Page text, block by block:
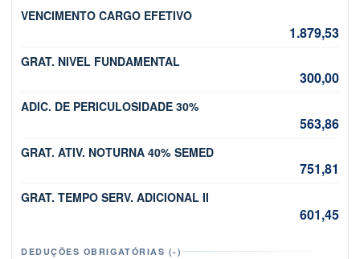
VENCIMENTO CARGO EFETIVO
1.879,53
GRAT. NIVEL FUNDAMENTAL
300,00
ADIC. DE PERICULOSIDADE 30%
563,86
GRAT. ATIV. NOTURNA 40% SEMED
751,81
GRAT. TEMPO SERV. ADICIONAL II
601,45
DEDUÇÕES OBRIGATÓRIAS (-)